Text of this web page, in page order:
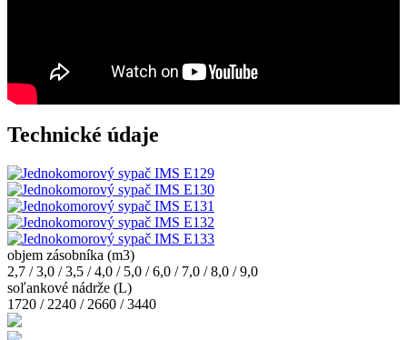
Technické údaje
objem zásobníka (m3)
2,7 / 3,0 / 3,5 / 4,0 / 5,0 / 6,0 / 7,0 / 8,0 / 9,0
soľankové nádrže (L)
1720 / 2240 / 2660 / 3440